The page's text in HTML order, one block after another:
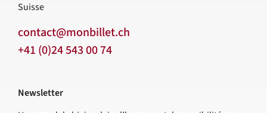
Suisse
contact@monbillet.ch
+41 (0)24 543 00 74
Newsletter